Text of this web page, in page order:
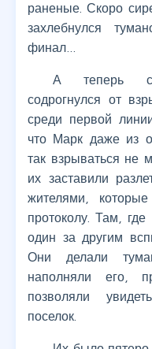
раненые. Скоро
захлебнулся
финал…
А теперь
содрогнулся от
среди первой
что Марк даже из
так взрываться не
их заставили
жителями,
протоколу. Там,
один за другим
Они делали
наполняли его,
позволяли
поселок.